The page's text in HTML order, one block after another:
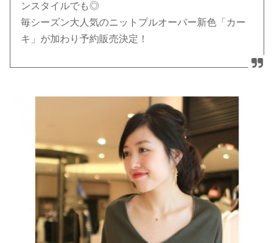
ンスタイルでも◎
毎シーズン大人気のニットプルオーバー新色「カー
キ」が加わり予約販売決定！